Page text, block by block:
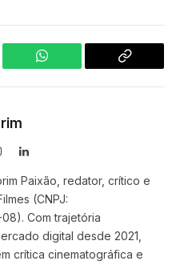
WhatsApp
Copy
InstagramLinkedIn
Paixão, redator, crítico e
(CNPJ:
Com trajetória
digital desde 2021,
crítica cinematográfica e